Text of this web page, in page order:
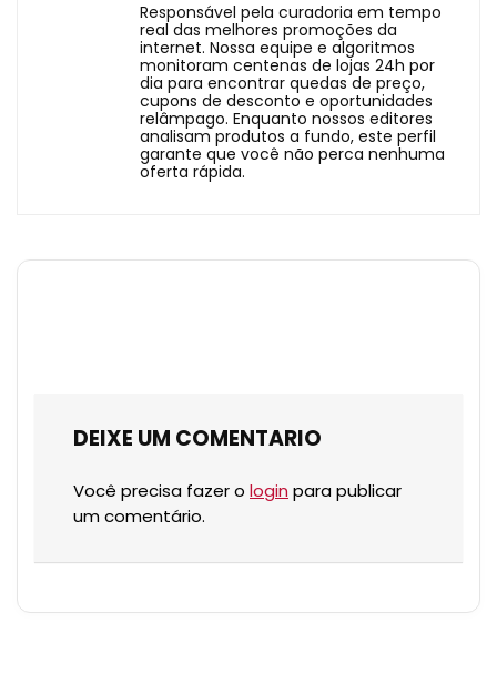
Responsável pela curadoria em tempo
real das melhores promoções da
internet. Nossa equipe e algoritmos
monitoram centenas de lojas 24h por
dia para encontrar quedas de preço,
cupons de desconto e oportunidades
relâmpago. Enquanto nossos editores
analisam produtos a fundo, este perfil
garante que você não perca nenhuma
oferta rápida.
DEIXE UM COMENTARIO
Você precisa fazer o login para publicar
um comentário.